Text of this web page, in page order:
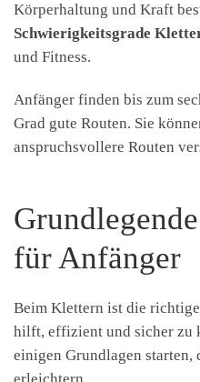
Körperhaltung und Kraft
Schwierigkeitsgrade
und Fitness.
Anfänger finden bis zum
Grad gute Routen. Sie
anspruchsvollere Routen
für Anfänger
Beim Klettern ist die
hilft, effizient und sicher zu
einigen Grundlagen starten,